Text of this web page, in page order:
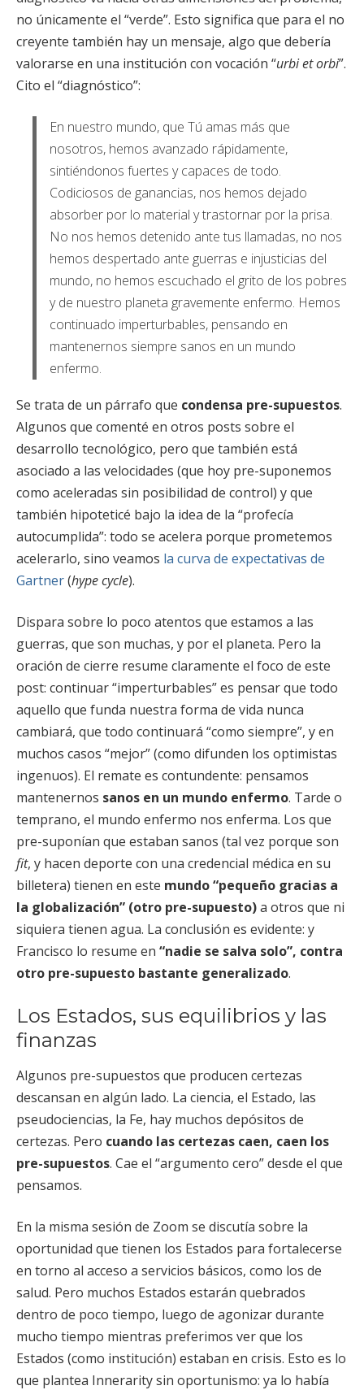
no únicamente el “verde”. Esto significa que para el no
creyente también hay un mensaje, algo que debería
valorarse en una institución con vocación “urbi et orbi”.
Cito el “diagnóstico”:
En nuestro mundo, que Tú amas más que
nosotros, hemos avanzado rápidamente,
sintiéndonos fuertes y capaces de todo.
Codiciosos de ganancias, nos hemos dejado
absorber por lo material y trastornar por la prisa.
No nos hemos detenido ante tus llamadas, no nos
hemos despertado ante guerras e injusticias del
mundo, no hemos escuchado el grito de los pobres
y de nuestro planeta gravemente enfermo. Hemos
continuado imperturbables, pensando en
mantenernos siempre sanos en un mundo
enfermo.
Se trata de un párrafo que condensa pre-supuestos.
Algunos que comenté en otros posts sobre el
desarrollo tecnológico, pero que también está
asociado a las velocidades (que hoy pre-suponemos
como aceleradas sin posibilidad de control) y que
también hipoteticé bajo la idea de la “profecía
autocumplida”: todo se acelera porque prometemos
acelerarlo, sino veamos la curva de expectativas de
Gartner(hype cycle).
Dispara sobre lo poco atentos que estamos a las
guerras, que son muchas, y por el planeta. Pero la
oración de cierre resume claramente el foco de este
post: continuar “imperturbables” es pensar que todo
aquello que funda nuestra forma de vida nunca
cambiará, que todo continuará “como siempre”, y en
muchos casos “mejor” (como difunden los optimistas
ingenuos). El remate es contundente: pensamos
mantenernos sanos en un mundo enfermo. Tarde o
temprano, el mundo enfermo nos enferma. Los que
pre-suponían que estaban sanos (tal vez porque son
fit, y hacen deporte con una credencial médica en su
billetera) tienen en este mundo “pequeño gracias a
la globalización” (otro pre-supuesto)a otros que ni
siquiera tienen agua. La conclusión es evidente: y
Francisco lo resume en “nadie se salva solo”, contra
otro pre-supuesto bastante generalizado.
Los Estados, sus equilibrios y las
finanzas
Algunos pre-supuestos que producen certezas
descansan en algún lado. La ciencia, el Estado, las
pseudociencias, la Fe, hay muchos depósitos de
certezas. Pero cuando las certezas caen, caen los
pre-supuestos. Cae el “argumento cero” desde el que
pensamos.
En la misma sesión de Zoom se discutía sobre la
oportunidad que tienen los Estados para fortalecerse
en torno al acceso a servicios básicos, como los de
salud. Pero muchos Estados estarán quebrados
dentro de poco tiempo, luego de agonizar durante
mucho tiempo mientras preferimos ver que los
Estados (como institución) estaban en crisis. Esto es lo
que plantea Innerarity sin oportunismo: ya lo había